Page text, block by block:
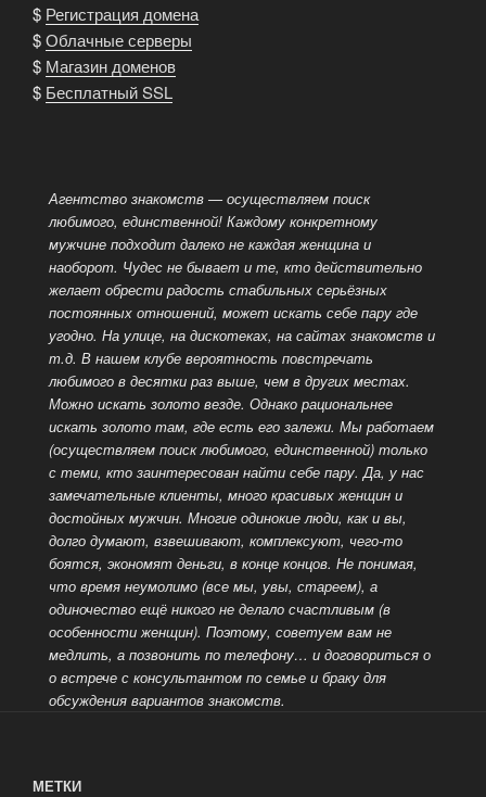
$ Регистрация домена
$Облачные серверы
$ Магазин доменов
$ Бесплатный SSL
Агентство знакомств — осуществляем поиск
любимого, единственной! Каждому конкретному
мужчине подходит далеко не каждая женщина и
наоборот. Чудес не бывает и те, кто действительно
желает обрести радость стабильных серьёзных
постоянных отношений, может искать себе пару где
угодно. На улице, на дискотеках, на сайтах знакомств и
т.д. В нашем клубе вероятность повстречать
любимого в десятки раз выше, чем в других местах.
Можно искать золото везде. Однако рациональнее
искать золото там, где есть его залежи. Мы работаем
(осуществляем поиск любимого, единственной) только
с теми, кто заинтересован найти себе пару. Да, у нас
замечательные клиенты, много красивых женщин и
достойных мужчин. Многие одинокие люди, как и вы,
долго думают, взвешивают, комплексуют, чего-то
боятся, экономят деньги, в конце концов. Не понимая,
что время неумолимо (все мы, увы, стареем), а
одиночество ещё никого не делало счастливым (в
особенности женщин). Поэтому, советуем вам не
медлить, а позвонить по телефону… и договориться о
о встрече с консультантом по семье и браку для
обсуждения вариантов знакомств.
МЕТКИ